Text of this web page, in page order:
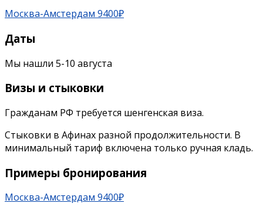
Москва-Амстердам 9400₽
Даты
Мы нашли 5-10 августа
Визы и стыковки
Гражданам РФ требуется шенгенская виза.
Cтыковки в Афинах разной продолжительности. В
минимальный тариф включена только ручная кладь.
Примеры бронирования
Москва-Амстердам 9400₽